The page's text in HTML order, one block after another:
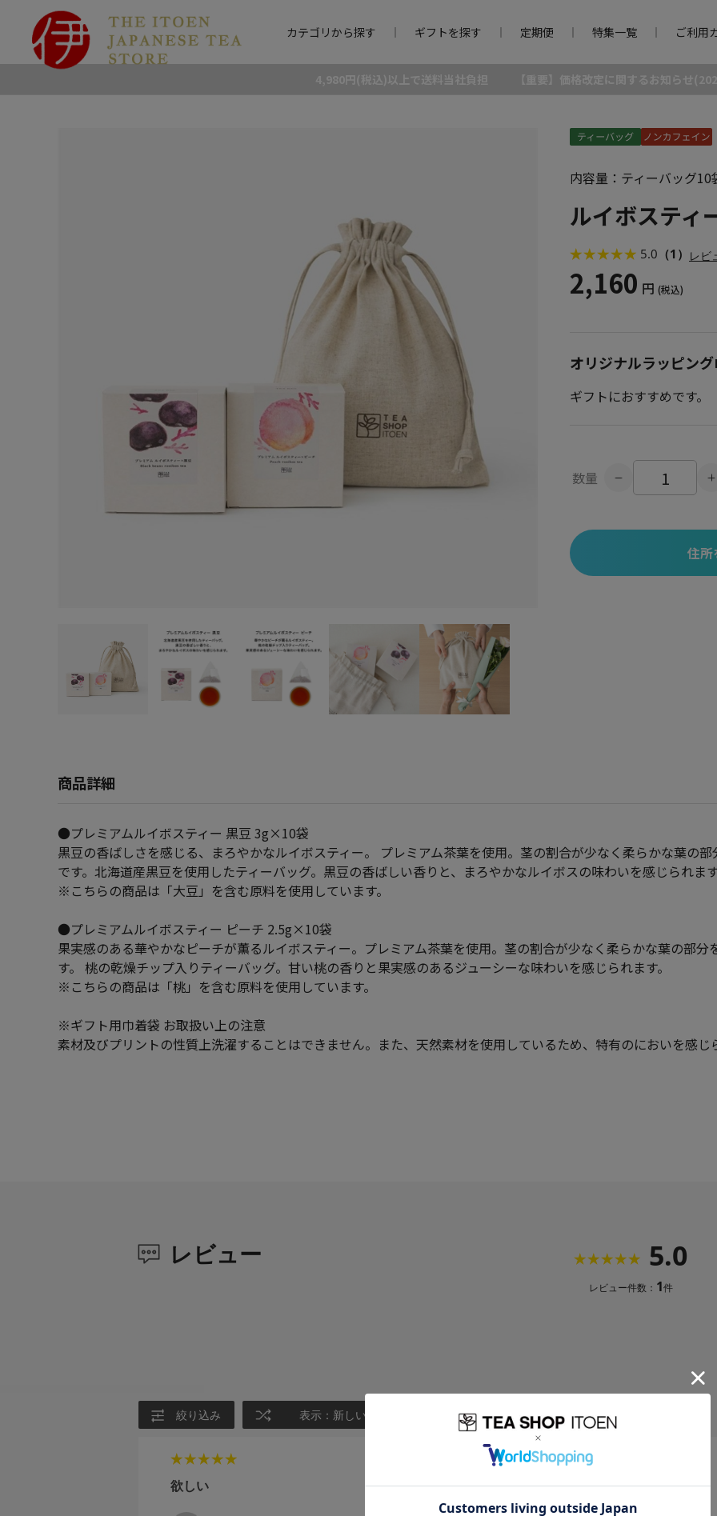
カテゴリから探す ギフトを探す 定期便 特集一覧 ご利用
4,980円(税込)以上で送料当社負担 【重要】価格改定に関するお知らせ
内容量：ティーバッグ
ルイボスティ
5.0 （1） レビ
2,160 円 (税込)
オリジナルラッピン
ギフトにおすすめです。
数量
住所
商品詳細
●プレミアムルイボスティー 黒豆 3g×10袋
黒豆の香ばしさを感じる、まろやかなルイボスティー。 プレミアム茶葉を使用。茎の割合が少なく柔らかな葉の
です。北海道産黒豆を使用したティーバッグ。黒豆の香ばしい香りと、まろやかなルイボスの味わいを感じられま
※こちらの商品は「大豆」を含む原料を使用しています。
●プレミアムルイボスティー ピーチ 2.5g×10袋
果実感のある華やかなピーチが薫るルイボスティー。プレミアム茶葉を使用。茎の割合が少なく柔らかな葉の部
す。 桃の乾燥チップ入りティーバッグ。甘い桃の香りと果実感のあるジューシーな味わいを感じられます。
※こちらの商品は「桃」を含む原料を使用しています。
※ギフト用巾着袋 お取扱い上の注意
素材及びプリントの性質上洗濯することはできません。また、天然素材を使用しているため、特有のにおいを感じ
レビュー 5.0
レビュー件数： 1件
絞り込み 表示：新しい順
欲しい